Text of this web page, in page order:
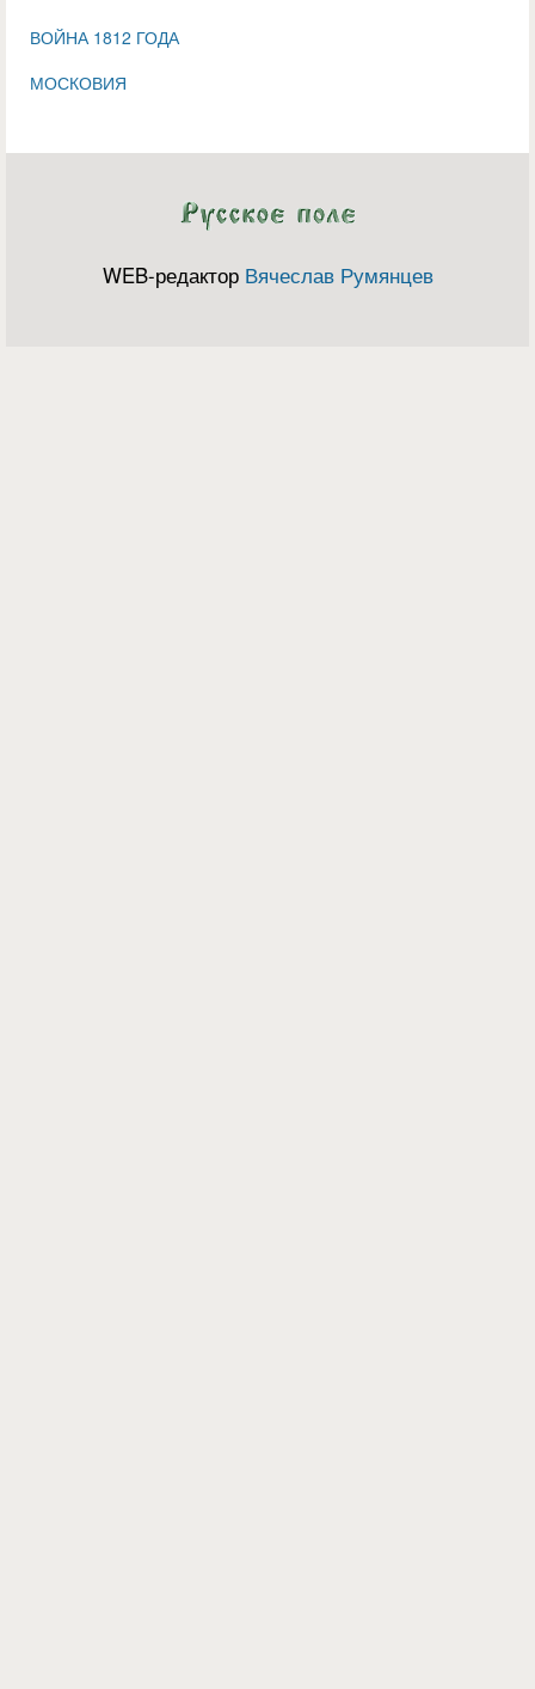
ВОЙНА 1812 ГОДА
МОСКОВИЯ
WEB-редактор Вячеслав Румянцев